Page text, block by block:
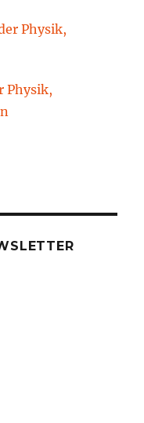
Senftenberg
Physik,
Physik,